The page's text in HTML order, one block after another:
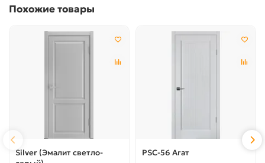
Похожие товары
Silver (Эмалит светло-
PSC-56 Агат